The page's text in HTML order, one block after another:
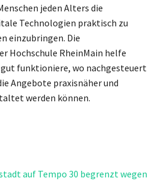
jeden Alters die
Technologien praktisch zu
einzubringen. Die
Hochschule RheinMain helfe
gut funktioniere, wo nachgesteuert
Angebote praxisnäher und
werden können.
auf Tempo 30 begrenzt wegen